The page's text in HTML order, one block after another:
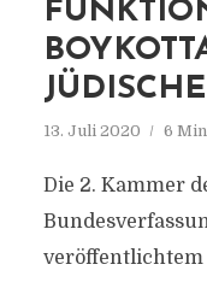
ÜDISCHE
13. Juli 2020 6
Die 2. Kammer
veröffentlichtem